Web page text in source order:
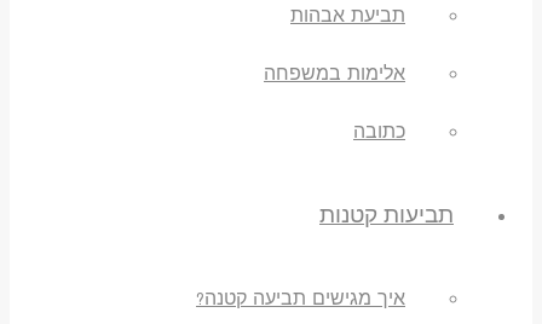
תביעת אבהות
אלימות במשפחה
כתובה
תביעות קטנות
איך מגישים תביעה קטנה?